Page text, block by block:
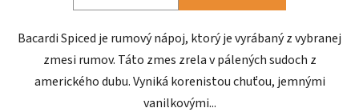
Bacardi Spiced je rumový nápoj, ktorý je vyrábaný z vybranej
zmesi rumov. Táto zmes zrela v pálených sudoch z
amerického dubu. Vyniká korenistou chuťou, jemnými
vanilkovými...